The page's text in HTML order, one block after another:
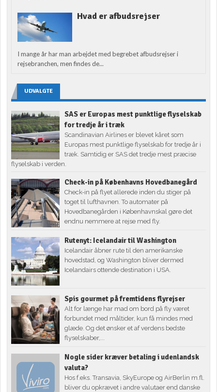
Hvad er afbudsrejser
I mange år har man arbejdet med begrebet afbudsrejser i
rejsebranchen, men findes de...
UDVALGTE
SAS er Europas mest punktlige flyselskab
for tredje år i træk
Scandinavian Airlines er blevet kåret som
Europas mest punktlige flyselskab for tredje år i
træk. Samtidig er SAS det tredje mest præcise
flyselskab i verden.
Check-in på Københavns Hovedbanegård
Check-in på flyet allerede inden du stiger på
toget til lufthavnen. To automater på
Hovedbanegården i Københavnskal gøre det
endnu nemmere at rejse med fly.
Rutenyt: Icelandair til Washington
Icelandair åbner rute til den amerikanske
hovedstad, og Washington bliver dermed
Icelandairs ottende destination i USA.
Spis gourmet på fremtidens flyrejser
Alt for længe har mad om bord på fly været
forbundet med måltider, kun få mindes med
glæde. Og det ønsker et af verdens bedste
flyselskaber,...
Nogle sider kræver betaling i udenlandsk
valuta?
Hos f.eks. Transavia, SkyEurope og AirBerlin m.fl.
bliver du opkrævet i andre valutaer end danske